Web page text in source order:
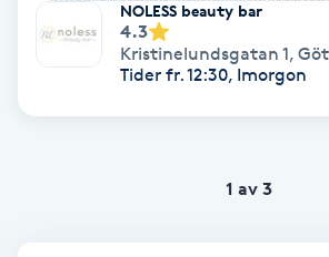
Vaxning brasiliansk
NOLESS beauty bar
4.3
Kristinelundsgatan 1,
Tider fr. 12:30, Imorgon
1 av 3